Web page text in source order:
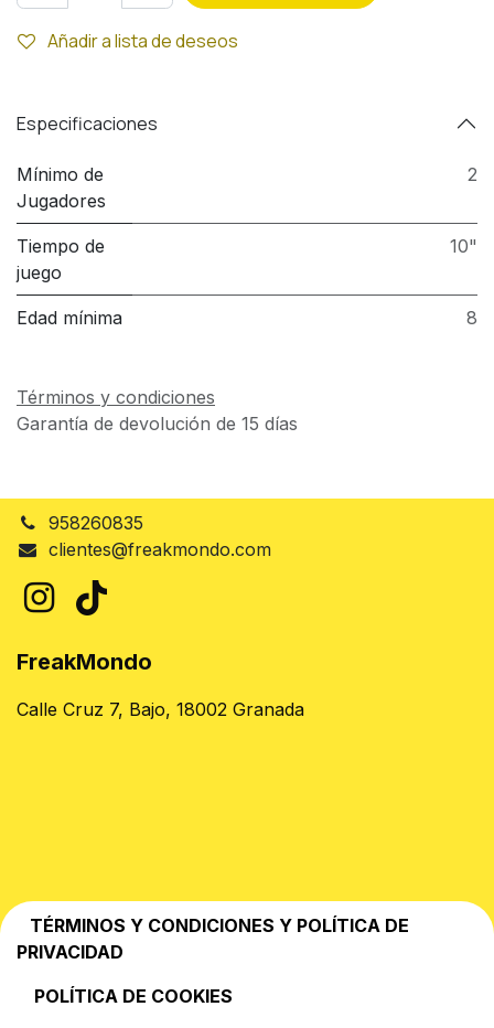
Añadir a lista de deseos
Especificaciones
Mínimo de
Jugadores
2
Tiempo de
juego
10"
Edad mínima 8
Términos y condiciones
Garantía de devolución de 15 días
958260835
clientes@freakmondo.com
FreakMondo
Calle Cruz 7, Bajo, 18002 Granada
TÉRMINOS Y CONDICIONES Y POLÍTICA DE
PRIVACIDAD
POLÍTICA DE COOKIES